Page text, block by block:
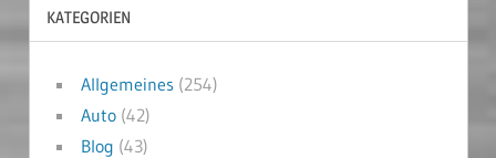
KATEGORIEN
Allgemeines(254)
Auto(42)
Blog (43)